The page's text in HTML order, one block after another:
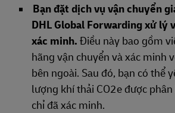
Bạn đặt dịch vụ vận chuyển
DHL Global Forwarding xử lý
xác minh.Điều này bao gồm
hãng vận chuyển và xác minh
bên ngoài. Sau đó, bạn có thể
lượng khí thải CO2e được
chỉ đã xác minh.